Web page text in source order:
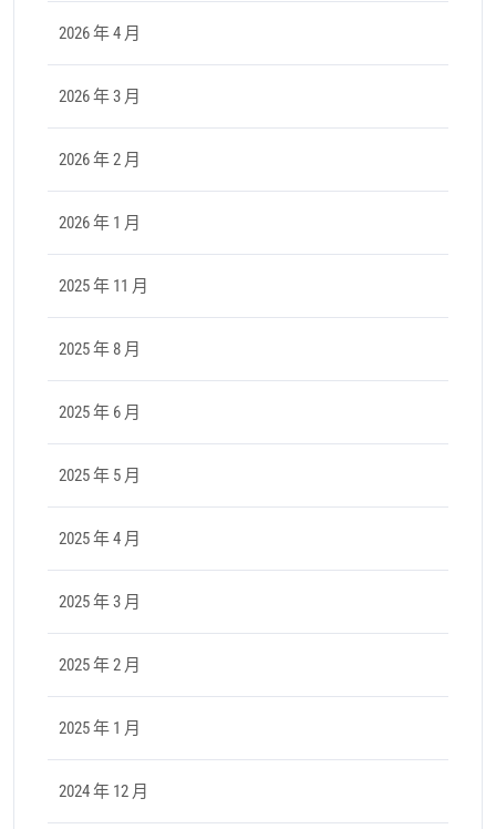
2026 年 4 月
2026 年 3 月
2026 年 2 月
2026 年 1 月
2025 年 11 月
2025 年 8 月
2025 年 6 月
2025 年 5 月
2025 年 4 月
2025 年 3 月
2025 年 2 月
2025 年 1 月
2024 年 12 月